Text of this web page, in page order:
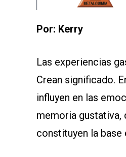
Por: Kerry
Las experiencias
Crean significado.
influyen en las
memoria gustativa,
constituyen la